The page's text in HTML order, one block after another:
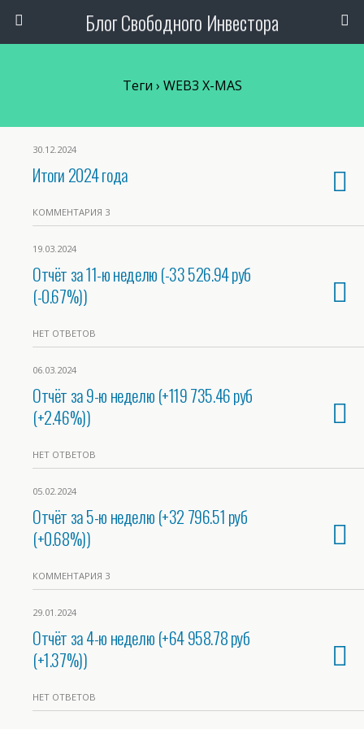
Блог Свободного Инвестора
Теги › WEB3 X-MAS
30.12.2024
Итоги 2024 года
КОММЕНТАРИЯ 3
19.03.2024
Отчёт за 11-ю неделю (-33 526.94 руб
(-0.67%))
НЕТ ОТВЕТОВ
06.03.2024
Отчёт за 9-ю неделю (+119 735.46 руб
(+2.46%))
НЕТ ОТВЕТОВ
05.02.2024
Отчёт за 5-ю неделю (+32 796.51 руб
(+0.68%))
КОММЕНТАРИЯ 3
29.01.2024
Отчёт за 4-ю неделю (+64 958.78 руб
(+1.37%))
НЕТ ОТВЕТОВ